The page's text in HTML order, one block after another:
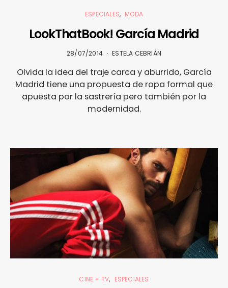
ESPECIALES MODA
LookThatBook! García Madrid
28/07/2014 ESTELA CEBRIÁN
Olvida la idea del traje carca y aburrido, García
Madrid tiene una propuesta de ropa formal que
apuesta por la sastrería pero también por la
modernidad.
CINE + TV ESPECIALES